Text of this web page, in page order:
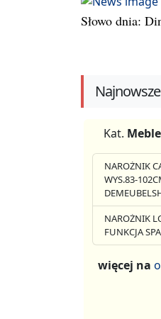
Słowo dnia:
Najnowsze
Kat. Meble
NAROŻNIK
WYS.83-
NAROŻNIK
FUNKCJA
więcej na